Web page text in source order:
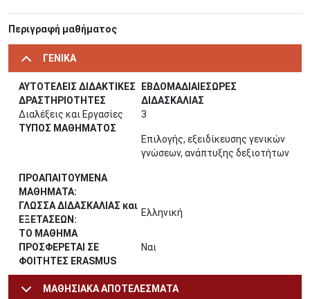
Περιγραφή μαθήματος
ΓΕΝΙΚΑ
ΑΥΤΟΤΕΛΕΙΣ ΔΙΔΑΚΤΙΚΕΣ
ΔΡΑΣΤΗΡΙΟΤΗΤΕΣ
ΕΒΔΟΜΑΔΙΑΙΕΣΩΡΕΣ
ΔΙΔΑΣΚΑΛΙΑΣ
Διαλέξεις και Εργασίες
3
ΤΥΠΟΣ ΜΑΘΗΜΑΤΟΣ
Επιλογής, εξειδίκευσης γενικών
γνώσεων, ανάπτυξης δεξιοτήτων
ΠΡΟΑΠΑΙΤΟΥΜΕΝΑ
ΜΑΘΗΜΑΤΑ:
ΓΛΩΣΣΑ ΔΙΔΑΣΚΑΛΙΑΣ και
ΕΞΕΤΑΣΕΩΝ:
Ελληνική
ΤΟ ΜΑΘΗΜΑ
ΠΡΟΣΦΕΡΕΤΑΙ ΣΕ
ΦΟΙΤΗΤΕΣ ERASMUS
Ναι
ΜΑΘΗΣΙΑΚΑ ΑΠΟΤΕΛΕΣΜΑΤΑ